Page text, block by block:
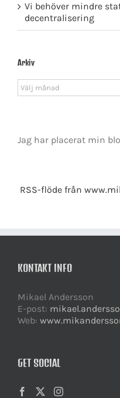
Vi behöver mindre
decentralisering
Arkiv
Arkiv
Jag har placerat min
RSS-flöde från
KONTAKT INFO
Mikael Andersson
E-post:
Web:
GET SOCIAL